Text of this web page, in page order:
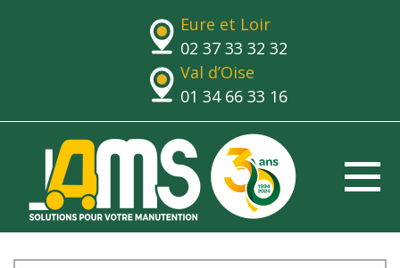
Eure et Loir
02 37 33 32 32
Val d’Oise
01 34 66 33 16